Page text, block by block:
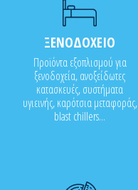
ΞΕΝΟΔΟΧΕΙΟ
Προϊόντα εξοπλισμού για
ξενοδοχεία, ανοξείδωτες
κατασκευές, συστήματα
υγιεινής, καρότσια μεταφοράς,
blast chillers...